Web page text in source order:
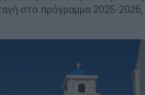
στο πρόγραμμα 2025-